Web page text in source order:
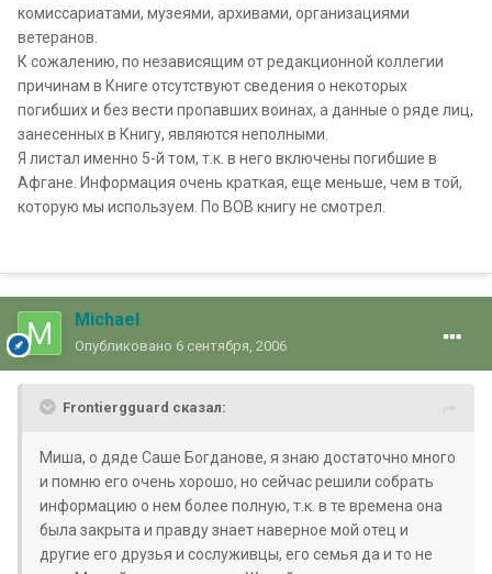
комиссариатами, музеями, архивами, организациями
ветеранов.
К сожалению, по независящим от редакционной коллегии
причинам в Книге отсутствуют сведения о некоторых
погибших и без вести пропавших воинах, а данные о ряде лиц,
занесенных в Книгу, являются неполными.
Я листал именно 5-й том, т.к. в него включены погибшие в
Афгане. Информация очень краткая, еще меньше, чем в той,
которую мы используем. По ВОВ книгу не смотрел.
Michael
Опубликовано 6 сентября, 2006
Frontiergguard сказал:
Миша, о дяде Саше Богданове, я знаю достаточно много
и помню его очень хорошо, но сейчас решили собрать
информацию о нем более полную, т.к. в те времена она
была закрыта и правду знает наверное мой отец и
другие его друзья и сослуживцы, его семья да и то не